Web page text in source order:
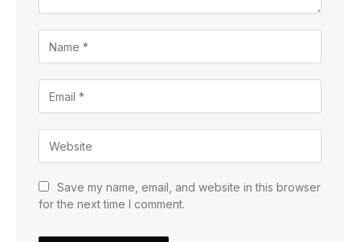
Save my name, email, and website in this browser
for the next time I comment.